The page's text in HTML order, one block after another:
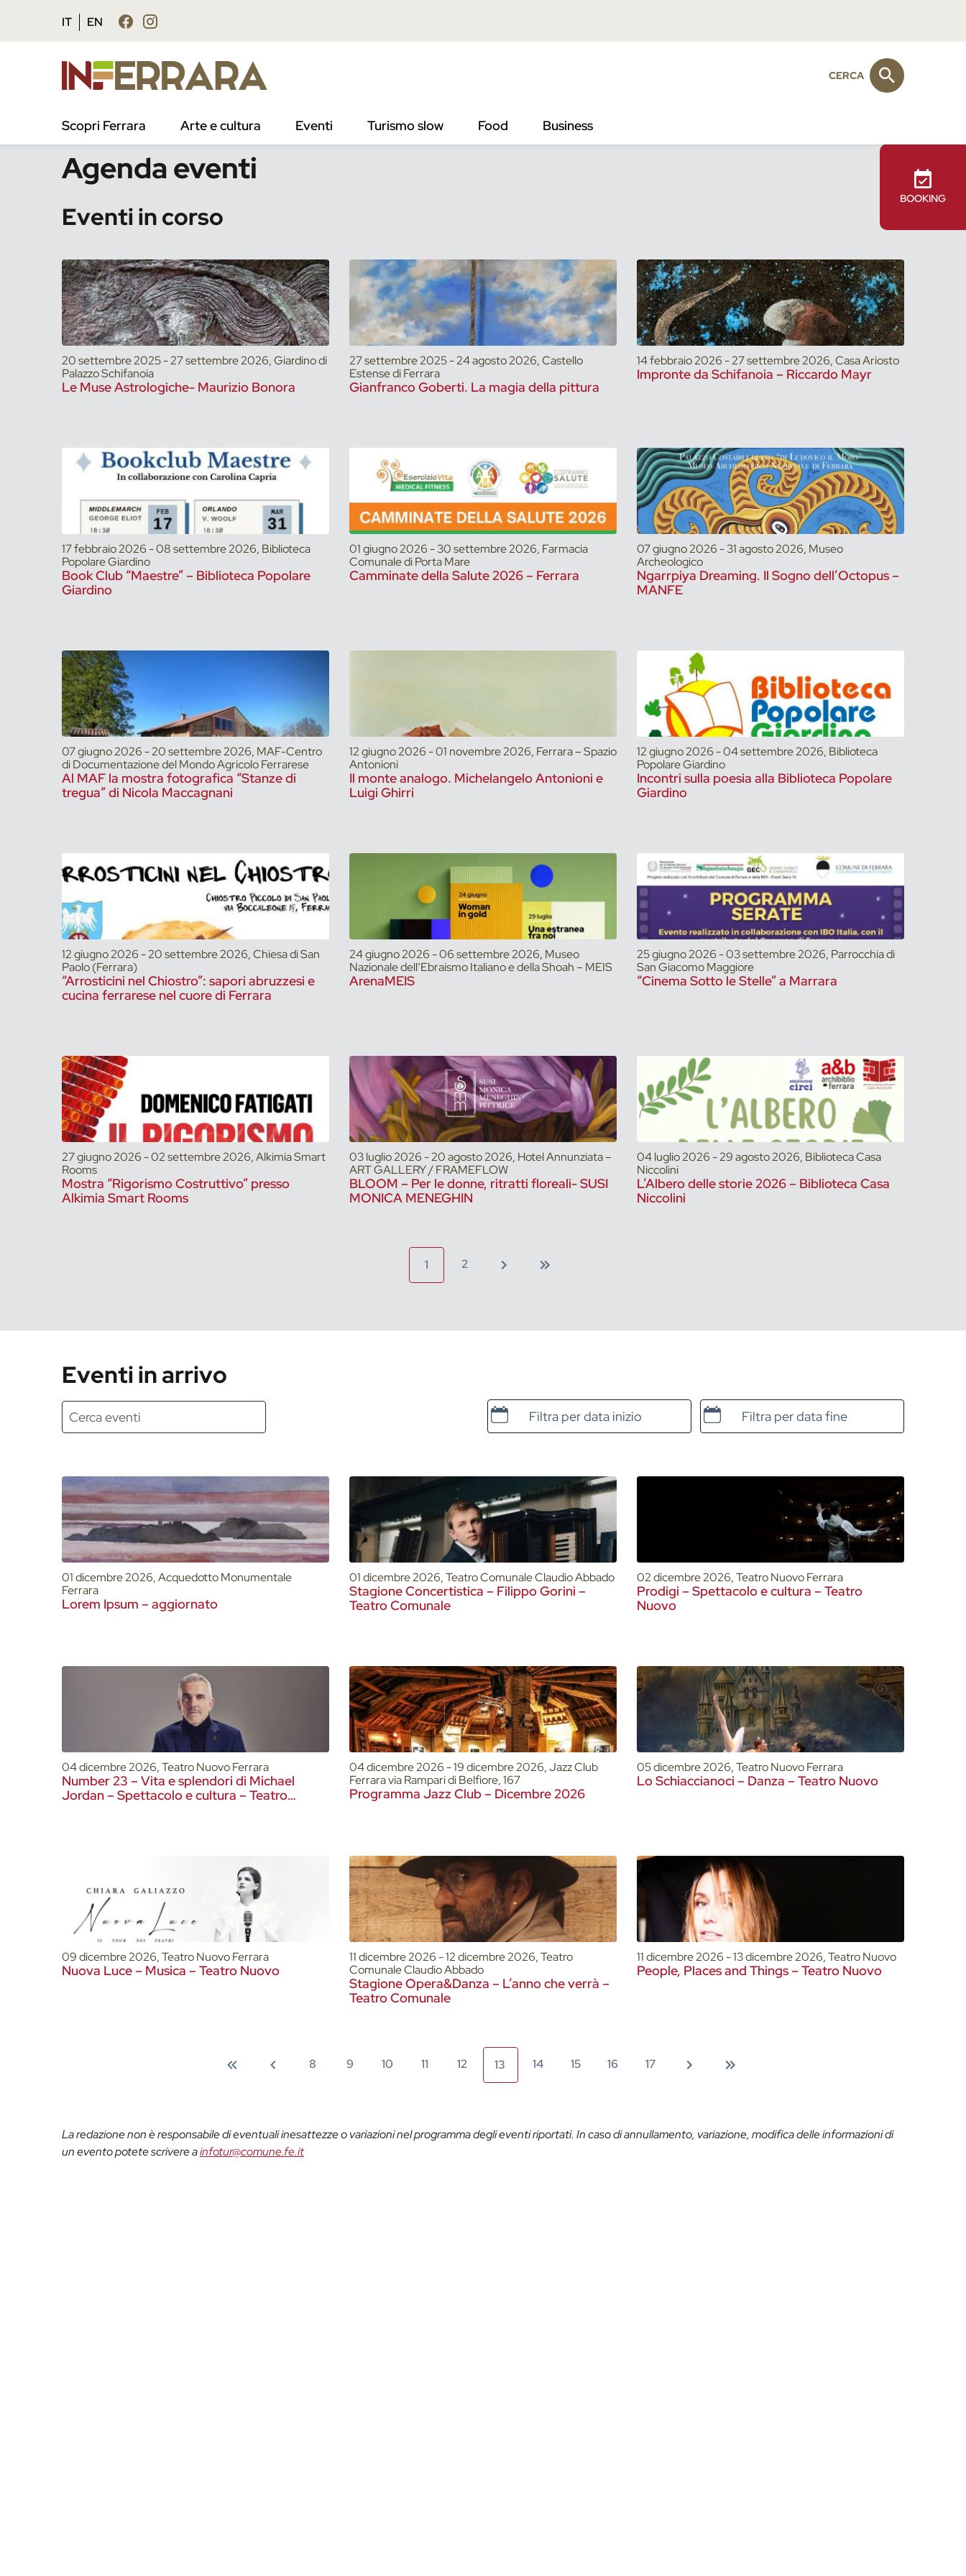
Vai al contenuto principale
Vai al footer
IT EN
BOOKING
CERCA
Scopri Ferrara Arte e cultura Eventi Turismo slow Food Business
/ Eventi
Agenda eventi
Eventi in corso
20 settembre 2025 - 27 settembre 2026, Giardino di
Palazzo Schifanoia
Le Muse Astrologiche- Maurizio Bonora
27 settembre 2025 - 24 agosto 2026, Castello
Estense di Ferrara
Gianfranco Goberti. La magia della pittura
14 febbraio 2026 - 27 settembre 2026, Casa Ariosto
Impronte da Schifanoia – Riccardo Mayr
17 febbraio 2026 - 08 settembre 2026, Biblioteca
Popolare Giardino
Book Club “Maestre” – Biblioteca Popolare
Giardino
01 giugno 2026 - 30 settembre 2026, Farmacia
Comunale di Porta Mare
Camminate della Salute 2026 – Ferrara
07 giugno 2026 - 31 agosto 2026, Museo
Archeologico
Ngarrpiya Dreaming. Il Sogno dell’Octopus –
MANFE
07 giugno 2026 - 20 settembre 2026, MAF-Centro
di Documentazione del Mondo Agricolo Ferrarese
Al MAF la mostra fotografica “Stanze di
tregua” di Nicola Maccagnani
12 giugno 2026 - 01 novembre 2026, Ferrara – Spazio
Antonioni
Il monte analogo. Michelangelo Antonioni e
Luigi Ghirri
12 giugno 2026 - 04 settembre 2026, Biblioteca
Popolare Giardino
Incontri sulla poesia alla Biblioteca Popolare
Giardino
12 giugno 2026 - 20 settembre 2026, Chiesa di San
Paolo (Ferrara)
“Arrosticini nel Chiostro”: sapori abruzzesi e
cucina ferrarese nel cuore di Ferrara
24 giugno 2026 - 06 settembre 2026, Museo
Nazionale dell’Ebraismo Italiano e della Shoah – MEIS
ArenaMEIS
25 giugno 2026 - 03 settembre 2026, Parrocchia di
San Giacomo Maggiore
“Cinema Sotto le Stelle” a Marrara
27 giugno 2026 - 02 settembre 2026, Alkimia Smart
Rooms
Mostra “Rigorismo Costruttivo” presso
Alkimia Smart Rooms
03 luglio 2026 - 20 agosto 2026, Hotel Annunziata –
ART GALLERY / FRAMEFLOW
BLOOM – Per le donne, ritratti floreali- SUSI
MONICA MENEGHIN
04 luglio 2026 - 29 agosto 2026, Biblioteca Casa
Niccolini
L’Albero delle storie 2026 – Biblioteca Casa
Niccolini
1 2
Eventi in arrivo
Data e ora di inizio Data e ora di fine
01 dicembre 2026, Acquedotto Monumentale
Ferrara
Lorem Ipsum – aggiornato
01 dicembre 2026, Teatro Comunale Claudio Abbado
Stagione Concertistica – Filippo Gorini –
Teatro Comunale
02 dicembre 2026, Teatro Nuovo Ferrara
Prodigi – Spettacolo e cultura – Teatro
Nuovo
04 dicembre 2026, Teatro Nuovo Ferrara
Number 23 – Vita e splendori di Michael
Jordan – Spettacolo e cultura – Teatro
04 dicembre 2026 - 19 dicembre 2026, Jazz Club
Ferrara via Rampari di Belfiore, 167
Programma Jazz Club – Dicembre 2026
05 dicembre 2026, Teatro Nuovo Ferrara
Lo Schiaccianoci – Danza – Teatro Nuovo
09 dicembre 2026, Teatro Nuovo Ferrara
Nuova Luce – Musica – Teatro Nuovo
11 dicembre 2026 - 12 dicembre 2026, Teatro
Comunale Claudio Abbado
Stagione Opera&Danza – L’anno che verrà –
Teatro Comunale
11 dicembre 2026 - 13 dicembre 2026, Teatro Nuovo
People, Places and Things – Teatro Nuovo
8 9 10 11 12 13 14 15 16 17
La redazione non è responsabile di eventuali inesattezze o variazioni nel programma degli eventi riportati. In caso di annullamento, variazione, modifica delle informazioni di
un evento potete scrivere ainfotur@comune.fe.it